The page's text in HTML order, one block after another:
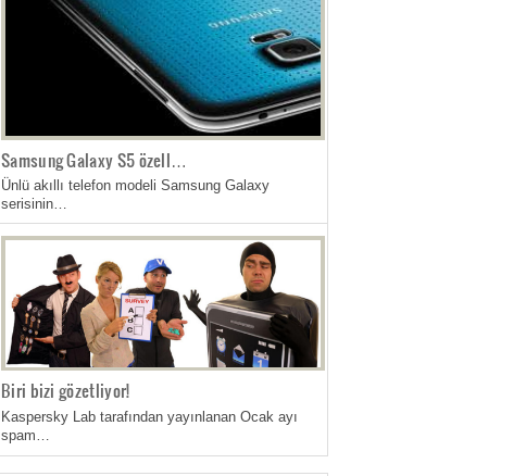
Samsung Galaxy S5 özell…
Ünlü akıllı telefon modeli Samsung Galaxy
serisinin…
Biri bizi gözetliyor!
Kaspersky Lab tarafından yayınlanan Ocak ayı
spam…